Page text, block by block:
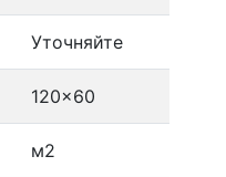
Уточняйте
120x60
м2